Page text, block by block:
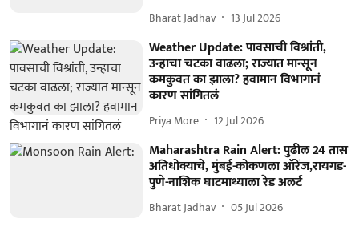
Bharat Jadhav 13 Jul 2026
Weather Update: पावसाची विश्रांती,
उन्हाचा चटका वाढला; राज्यात मान्सून
कमकुवत का झाला? हवामान विभागानं
कारण सांगितलं
Priya More 12 Jul 2026
Maharashtra Rain Alert: पुढील 24 तास
अतिधोक्याचे, मुंबई-कोकणला ऑरेंज,रायगड-
पुणे-नाशिक घाटमाथ्याला रेड अलर्ट
Bharat Jadhav 05 Jul 2026